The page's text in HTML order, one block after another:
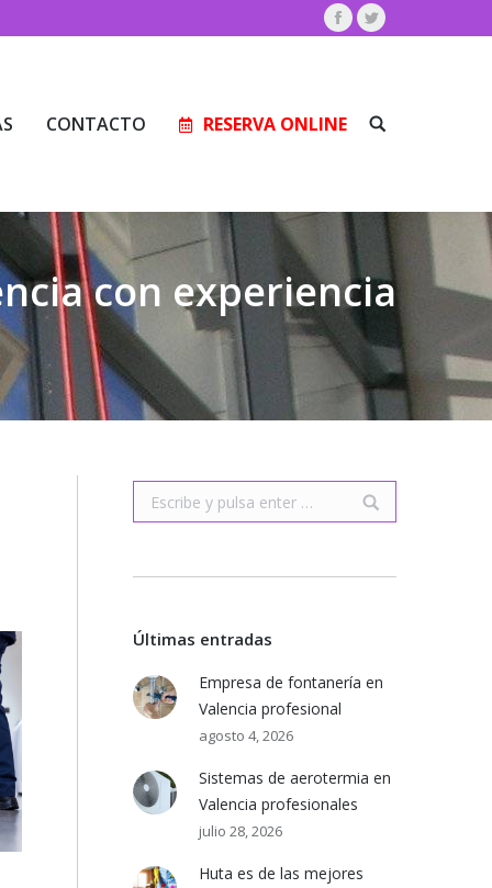
Facebook
Twitter
CONTACTO RESERVA ONLINE Buscar:
con experiencia
Buscar:
Últimas entradas
Empresa de fontanería en
Valencia profesional
agosto 4, 2026
Sistemas de aerotermia en
Valencia profesionales
julio 28, 2026
Huta es de las mejores